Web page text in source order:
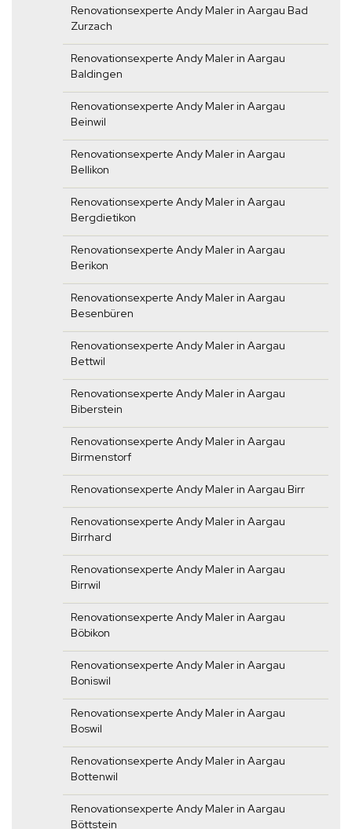
Renovationsexperte Andy Maler in Aargau Bad
Zurzach
Renovationsexperte Andy Maler in Aargau
Baldingen
Renovationsexperte Andy Maler in Aargau
Beinwil
Renovationsexperte Andy Maler in Aargau
Bellikon
Renovationsexperte Andy Maler in Aargau
Bergdietikon
Renovationsexperte Andy Maler in Aargau
Berikon
Renovationsexperte Andy Maler in Aargau
Besenbüren
Renovationsexperte Andy Maler in Aargau
Bettwil
Renovationsexperte Andy Maler in Aargau
Biberstein
Renovationsexperte Andy Maler in Aargau
Birmenstorf
Renovationsexperte Andy Maler in Aargau Birr
Renovationsexperte Andy Maler in Aargau
Birrhard
Renovationsexperte Andy Maler in Aargau
Birrwil
Renovationsexperte Andy Maler in Aargau
Böbikon
Renovationsexperte Andy Maler in Aargau
Boniswil
Renovationsexperte Andy Maler in Aargau
Boswil
Renovationsexperte Andy Maler in Aargau
Bottenwil
Renovationsexperte Andy Maler in Aargau
Böttstein